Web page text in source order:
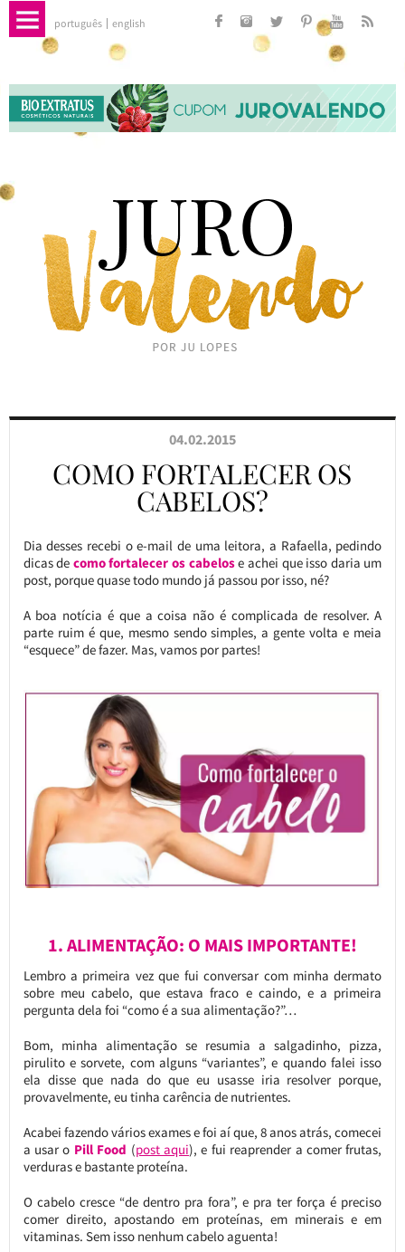
português english
04.02.2015
COMO FORTALECER OS
CABELOS?
Dia desses recebi o e-mail de uma leitora, a Rafaella, pedindo
dicas de como fortalecer os cabelose achei que isso daria um
post, porque quase todo mundo já passou por isso, né?
A boa notícia é que a coisa não é complicada de resolver. A
parte ruim é que, mesmo sendo simples, a gente volta e meia
“esquece” de fazer. Mas, vamos por partes!
1. ALIMENTAÇÃO: O MAIS IMPORTANTE!
Lembro a primeira vez que fui conversar com minha dermato
sobre meu cabelo, que estava fraco e caindo, e a primeira
pergunta dela foi “como é a sua alimentação?”…
Bom, minha alimentação se resumia a salgadinho, pizza,
pirulito e sorvete, com alguns “variantes”, e quando falei isso
ela disse que nada do que eu usasse iria resolver porque,
provavelmente, eu tinha carência de nutrientes.
Acabei fazendo vários exames e foi aí que, 8 anos atrás, comecei
a usar o Pill Food (post aqui), e fui reaprender a comer frutas,
verduras e bastante proteína.
O cabelo cresce “de dentro pra fora”, e pra ter força é preciso
comer direito, apostando em proteínas, em minerais e em
vitaminas. Sem isso nenhum cabelo aguenta!